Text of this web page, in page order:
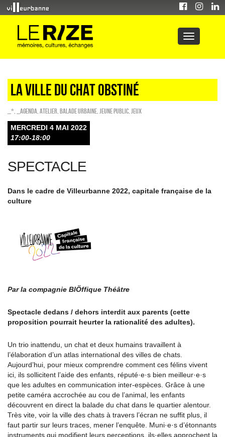
LA VILLE DU CHAT OBSTINÉ
_* _Agenda Atelier Balade urbaine Jeune public Jeux
MERCREDI 4 MAI 2022
17:00-18:00
SPECTACLE
Dans le cadre de Villeurbanne 2022, capitale française de la
culture
Par la compagnie BlÖffique Théâtre
Spectacle dedans / dehors interdit aux parents (cette
proposition pourrait heurter la rationalité des adultes).
Un trio inattendu, un chat et deux humains travaillent à
l’élaboration d’un atlas international des villes de chats.
Aujourd’hui, pour mieux comprendre comment ces félins vivent
ici, ils sollicitent l’aide des enfants, réputé·e·s bien meilleur·e·s
que les adultes en communication inter-espèces. Grâce à une
petite caméra accrochée au cou de l’animal, les enfants
découvrent en direct la balade du chat dans le quartier alentour.
Très vite, voir la ville des chats à travers l’écran ne suffit plus, il
faut partir sur leurs traces, mener l’enquête. Muni·e·s d’étonnants
instruments qui modifient leurs perceptions, ils·elles approchent la